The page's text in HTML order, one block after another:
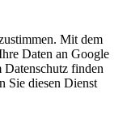
Mit dem
Daten an Google
finden
Sie diesen Dienst